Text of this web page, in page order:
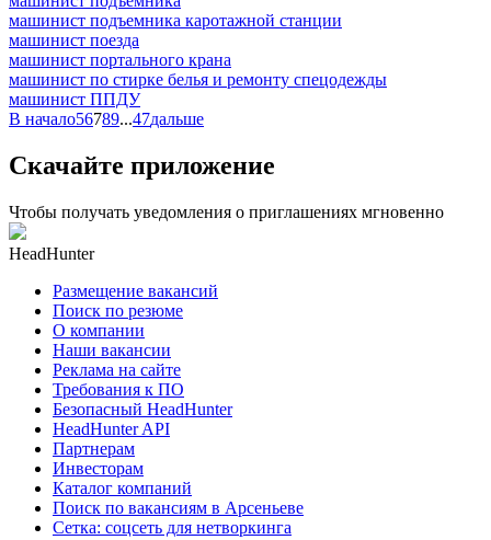
машинист подъемника каротажной станции
машинист поезда
машинист портального крана
машинист по стирке белья и ремонту спецодежды
машинист ППДУ
В начало56789...47дальше
Скачайте приложение
Чтобы получать уведомления о приглашениях мгновенно
HeadHunter
Размещение вакансий
Поиск по резюме
О компании
Наши вакансии
Реклама на сайте
Требования к ПО
Безопасный HeadHunter
HeadHunter API
Партнерам
Инвесторам
Каталог компаний
Поиск по вакансиям в Арсеньеве
Сетка: соцсеть для нетворкинга